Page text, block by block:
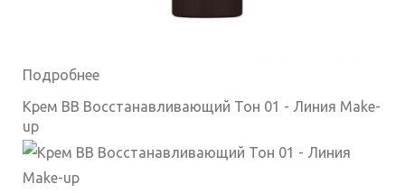
Подробнее
Крем BB Восстанавливающий Тон 01 - Линия Make-
up